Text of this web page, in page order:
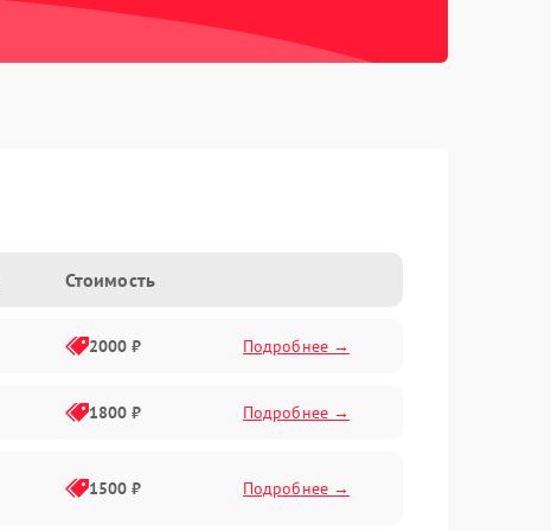
Стоимость
2000 ₽ Подробнее →
1800 ₽ Подробнее →
1500 ₽ Подробнее →